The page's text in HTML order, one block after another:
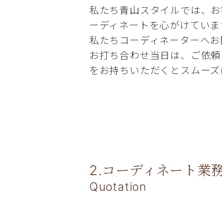
私たち青山スタイルでは、
ーディネートを心がけてい
私たちコーディネーターへお
お打ち合わせ当日は、ご依
をお持ちいただくとスムーズ
2.コーディネート業
Quotation